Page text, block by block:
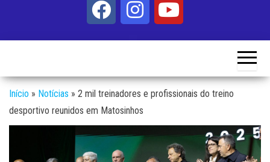
Início » Notícias » 2 mil treinadores e profissionais do treino
desportivo reunidos em Matosinhos